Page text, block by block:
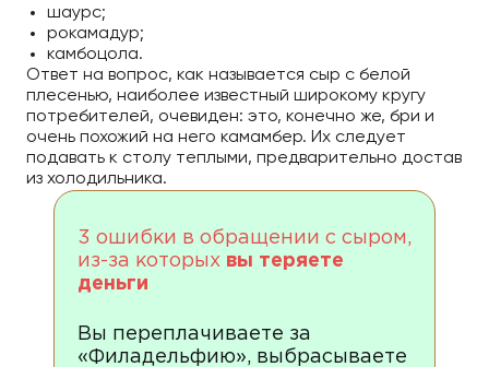
шаурс;
рокамадур;
камбоцола.
Ответ на вопрос, как называется сыр с белой
плесенью, наиболее известный широкому кругу
потребителей, очевиден: это, конечно же, бри и
очень похожий на него камамбер. Их следует
подавать к столу теплыми, предварительно достав
из холодильника.
3 ошибки в обращении с сыром,
из-за которых вы теряете
деньги
Вы переплачиваете за
«Филадельфию», выбрасываете